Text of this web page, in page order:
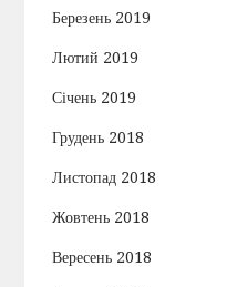
Березень 2019
Лютий 2019
Січень 2019
Грудень 2018
Листопад 2018
Жовтень 2018
Вересень 2018